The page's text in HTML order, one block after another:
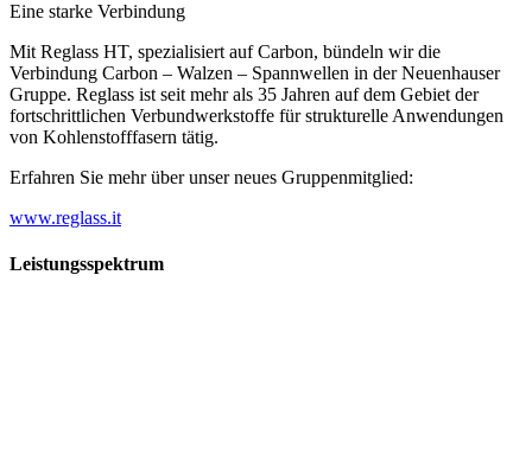
Eine starke Verbindung
Mit Reglass HT, spezialisiert auf Carbon, bündeln wir die
Verbindung Carbon – Walzen – Spannwellen in der Neuenhauser
Gruppe. Reglass ist seit mehr als 35 Jahren auf dem Gebiet der
fortschrittlichen Verbundwerkstoffe für strukturelle Anwendungen
von Kohlenstofffasern tätig.
Erfahren Sie mehr über unser neues Gruppenmitglied:
www.reglass.it
Leistungsspektrum